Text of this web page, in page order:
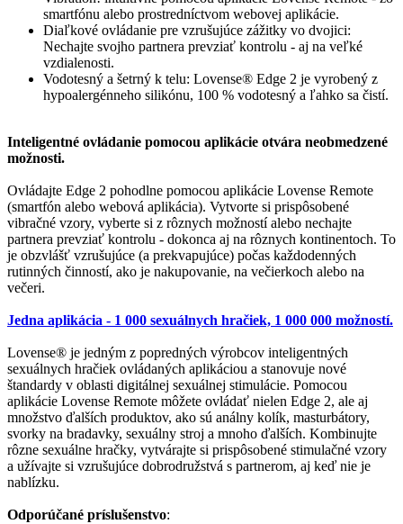
smartfónu alebo prostredníctvom webovej aplikácie.
Diaľkové ovládanie pre vzrušujúce zážitky vo dvojici:
Nechajte svojho partnera prevziať kontrolu - aj na veľké
vzdialenosti.
Vodotesný a šetrný k telu: Lovense® Edge 2 je vyrobený z
hypoalergénneho silikónu, 100 % vodotesný a ľahko sa čistí.
Inteligentné ovládanie pomocou aplikácie otvára neobmedzené
možnosti.
Ovládajte Edge 2 pohodlne pomocou aplikácie Lovense Remote
(smartfón alebo webová aplikácia). Vytvorte si prispôsobené
vibračné vzory, vyberte si z rôznych možností alebo nechajte
partnera prevziať kontrolu - dokonca aj na rôznych kontinentoch. To
je obzvlášť vzrušujúce (a prekvapujúce) počas každodenných
rutinných činností, ako je nakupovanie, na večierkoch alebo na
večeri.
Jedna aplikácia - 1 000 sexuálnych hračiek, 1 000 000 možností.
Lovense® je jedným z popredných výrobcov inteligentných
sexuálnych hračiek ovládaných aplikáciou a stanovuje nové
štandardy v oblasti digitálnej sexuálnej stimulácie. Pomocou
aplikácie Lovense Remote môžete ovládať nielen Edge 2, ale aj
množstvo ďalších produktov, ako sú análny kolík, masturbátory,
svorky na bradavky, sexuálny stroj a mnoho ďalších. Kombinujte
rôzne sexuálne hračky, vytvárajte si prispôsobené stimulačné vzory
a užívajte si vzrušujúce dobrodružstvá s partnerom, aj keď nie je
nablízku.
Odporúčané príslušenstvo: